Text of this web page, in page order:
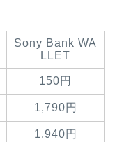
Sony Bank WA
LLET
150円
1,790円
1,940円